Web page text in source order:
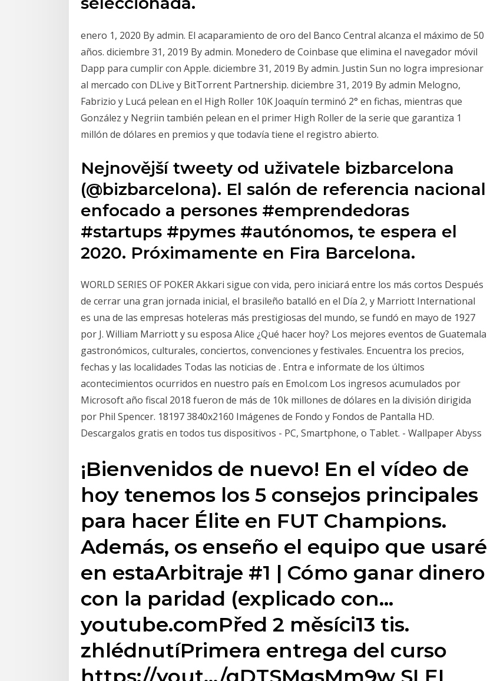
enero 1, 2020 By admin. El acaparamiento de oro del Banco Central alcanza el máximo de 50
años. diciembre 31, 2019 By admin. Monedero de Coinbase que elimina el navegador móvil
Dapp para cumplir con Apple. diciembre 31, 2019 By admin. Justin Sun no logra impresionar
al mercado con DLive y BitTorrent Partnership. diciembre 31, 2019 By admin Melogno,
Fabrizio y Lucá pelean en el High Roller 10K Joaquín terminó 2° en fichas, mientras que
González y Negriin también pelean en el primer High Roller de la serie que garantiza 1
millón de dólares en premios y que todavía tiene el registro abierto.
Nejnovější tweety od uživatele bizbarcelona
(@bizbarcelona). El salón de referencia nacional
enfocado a persones #emprendedoras
#startups #pymes #autónomos, te espera el
2020. Próximamente en Fira Barcelona.
WORLD SERIES OF POKER Akkari sigue con vida, pero iniciará entre los más cortos Después
de cerrar una gran jornada inicial, el brasileño batalló en el Día 2, y Marriott International
es una de las empresas hoteleras más prestigiosas del mundo, se fundó en mayo de 1927
por J. William Marriott y su esposa Alice ¿Qué hacer hoy? Los mejores eventos de Guatemala
gastronómicos, culturales, conciertos, convenciones y festivales. Encuentra los precios,
fechas y las localidades Todas las noticias de . Entra e informate de los últimos
acontecimientos ocurridos en nuestro país en Emol.com Los ingresos acumulados por
Microsoft año fiscal 2018 fueron de más de 10k millones de dólares en la división dirigida
por Phil Spencer. 18197 3840x2160 Imágenes de Fondo y Fondos de Pantalla HD.
Descargalos gratis en todos tus dispositivos - PC, Smartphone, o Tablet. - Wallpaper Abyss
¡Bienvenidos de nuevo! En el vídeo de
hoy tenemos los 5 consejos principales
para hacer Élite en FUT Champions.
Además, os enseño el equipo que usaré
en estaArbitraje #1 | Cómo ganar dinero
con la paridad (explicado con…
youtube.comPřed 2 měsíci13 tis.
zhlédnutíPrimera entrega del curso